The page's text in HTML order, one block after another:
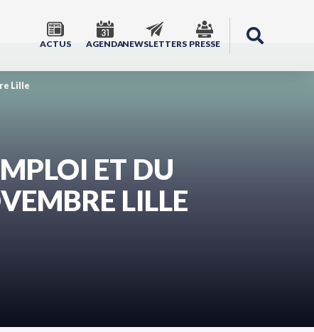
ACTUS AGENDANEWSLETTERS PRESSE
Lille
ET DU
LILLE